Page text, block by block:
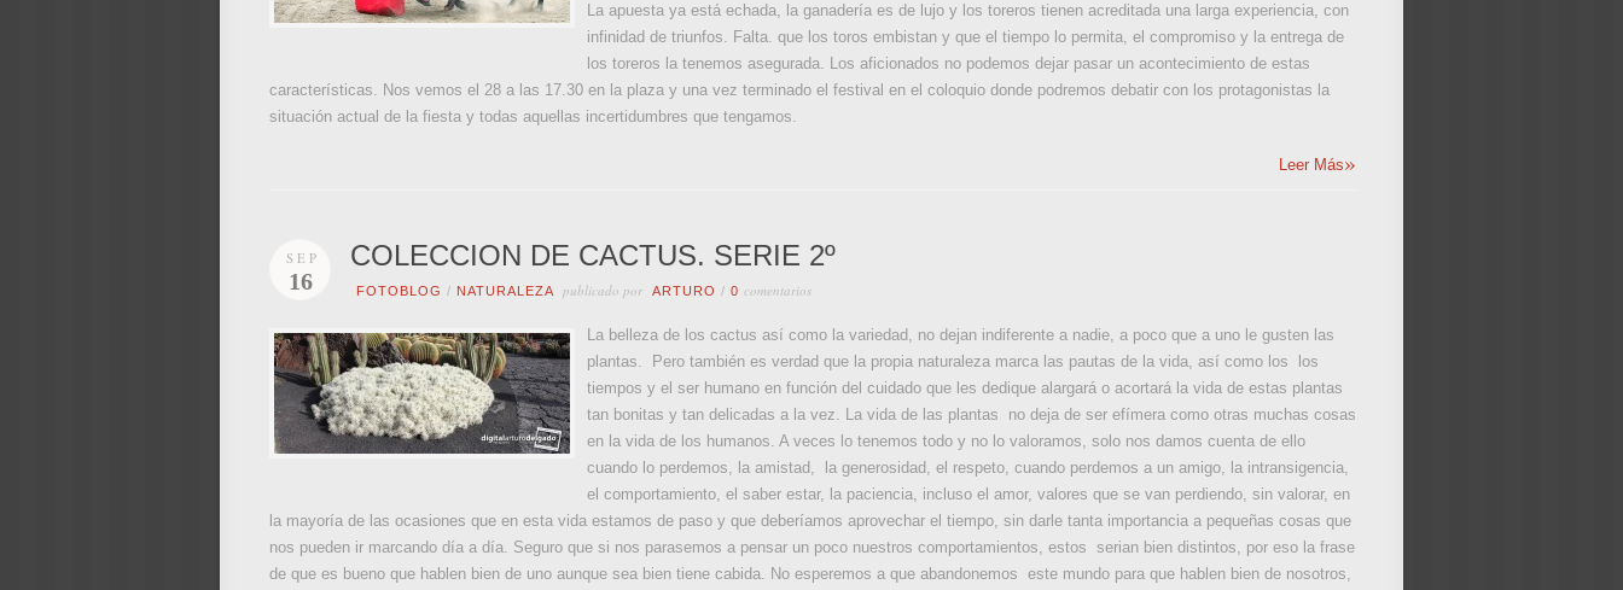
La apuesta ya está echada, la ganadería es de lujo y los toreros tienen acreditada una larga experiencia, con
infinidad de triunfos. Falta. que los toros embistan y que el tiempo lo permita, el compromiso y la entrega de
los toreros la tenemos asegurada. Los aficionados no podemos dejar pasar un acontecimiento de estas
características. Nos vemos el 28 a las 17.30 en la plaza y una vez terminado el festival en el coloquio donde podremos debatir con los protagonistas la
situación actual de la fiesta y todas aquellas incertidumbres que tengamos.
Leer Más»
SEP
16
COLECCION DE CACTUS. SERIE 2º
FOTOBLOG / NATURALEZA publicado por ARTURO / 0 comentarios
La belleza de los cactus así como la variedad, no dejan indiferente a nadie, a poco que a uno le gusten las
plantas. Pero también es verdad que la propia naturaleza marca las pautas de la vida, así como los los
tiempos y el ser humano en función del cuidado que les dedique alargará o acortará la vida de estas plantas
tan bonitas y tan delicadas a la vez. La vida de las plantas no deja de ser efímera como otras muchas cosas
en la vida de los humanos. A veces lo tenemos todo y no lo valoramos, solo nos damos cuenta de ello
cuando lo perdemos, la amistad, la generosidad, el respeto, cuando perdemos a un amigo, la intransigencia,
el comportamiento, el saber estar, la paciencia, incluso el amor, valores que se van perdiendo, sin valorar, en
la mayoría de las ocasiones que en esta vida estamos de paso y que deberíamos aprovechar el tiempo, sin darle tanta importancia a pequeñas cosas que
nos pueden ir marcando día a día. Seguro que si nos parasemos a pensar un poco nuestros comportamientos, estos serian bien distintos, por eso la frase
de que es bueno que hablen bien de uno aunque sea bien tiene cabida. No esperemos a que abandonemos este mundo para que hablen bien de nosotros,